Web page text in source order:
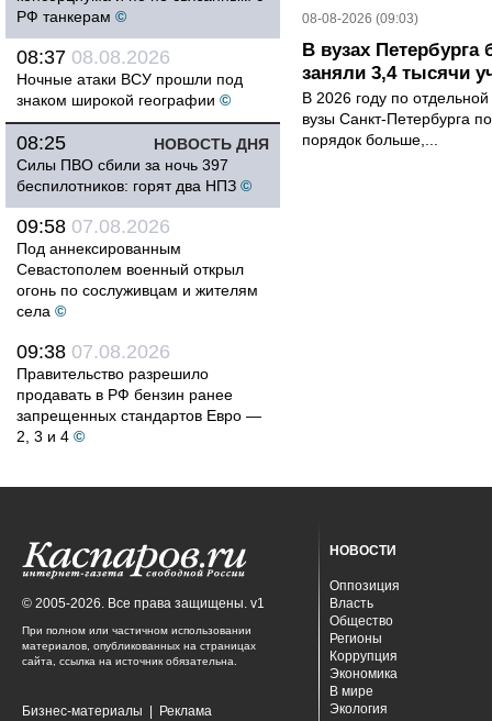
РФ танкерам ©
08:37 08.08.2026
Ночные атаки ВСУ прошли под
знаком широкой географии ©
НОВОСТЬ ДНЯ
08:25
Силы ПВО сбили за ночь 397
беспилотников: горят два НПЗ ©
09:58 07.08.2026
Под аннексированным
Севастополем военный открыл
огонь по сослуживцам и жителям
села ©
09:38 07.08.2026
Правительство разрешило
продавать в РФ бензин ранее
запрещенных стандартов Евро —
2, 3 и 4 ©
08-08-2026 (09:03)
В вузах
заняли 3,4 тысячи
В 2026 году по
вузы Санкт-Петербурга
порядок больше,...
© 2005-2026. Все права защищены. v1
При полном или частичном использовании
материалов, опубликованных на страницах
сайта, ссылка на источник обязательна.
Бизнес-материалы Реклама
НОВОСТИ
Оппозиция
Власть
Общество
Регионы
Коррупция
Экономика
В мире
Экология